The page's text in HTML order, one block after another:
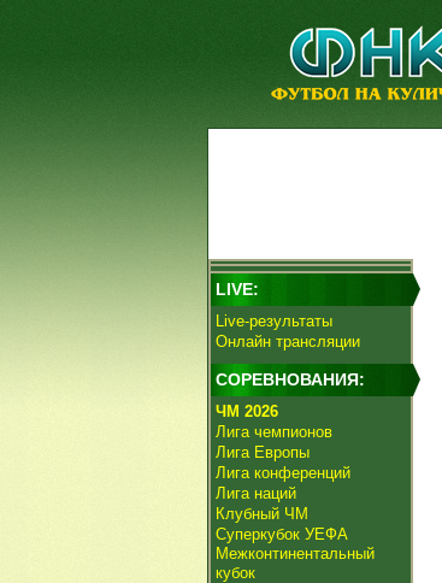
LIVE:
Live-результаты
Онлайн трансляции
СОРЕВНОВАНИЯ:
ЧМ 2026
Лига чемпионов
Лига Европы
Лига конференций
Лига наций
Клубный ЧМ
Суперкубок УЕФА
Межконтинентальный
кубок